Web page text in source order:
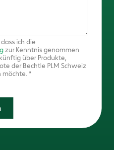
ich die
zur Kenntnis genommen
über Produkte,
der Bechtle PLM Schweiz
möchte.